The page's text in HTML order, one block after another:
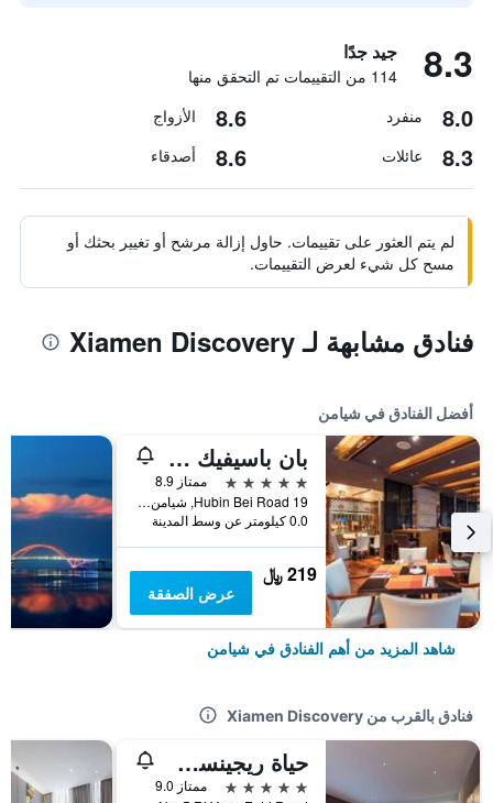
8.3 جيد جدًا
114 من التقييمات تم التحقق منها
8.0 منفرد 8.6 الأزواج
8.3 عائلات 8.6 أصدقاء
لم يتم العثور على تقييمات. حاول إزالة مرشح أو تغيير بحثك أو
مسح كل شيء لعرض التقييمات.
فنادق مشابهة لـ Xiamen Discovery
أفضل الفنادق في شيامن
بان باسيفيك شيامن
5 نجوم
ممتاز 8.9
19 Hubin Bei Road, شيامن, الصين
0.0 كيلومتر عن وسط المدينة
219 ﷼
عرض الصفقة
شاهد المزيد من أهم الفنادق في شيامن
فنادق بالقرب من Xiamen Discovery
حياة ريجينسي شيامن ويوانوان
5 نجوم
ممتاز 9.0